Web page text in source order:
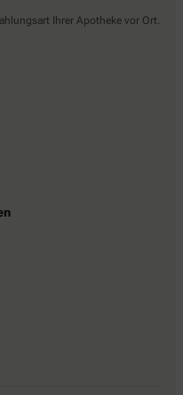
Ihrer Apotheke vor Ort.